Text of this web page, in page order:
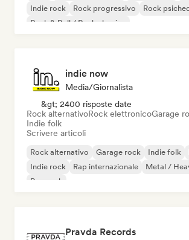
Indie rock
Rock progressivo
Rock
Rock & Roll / Rock classico
indie now
Media/Giornalista
&gt; 2400 risposte date
Rock alternativoRock elettronicoGarage
Indie folk
Scrivere articoli
Rock alternativo Garage rock Indie folk
Indie rock
Rap internazionale
Metal /
Pop rock
Pravda Records